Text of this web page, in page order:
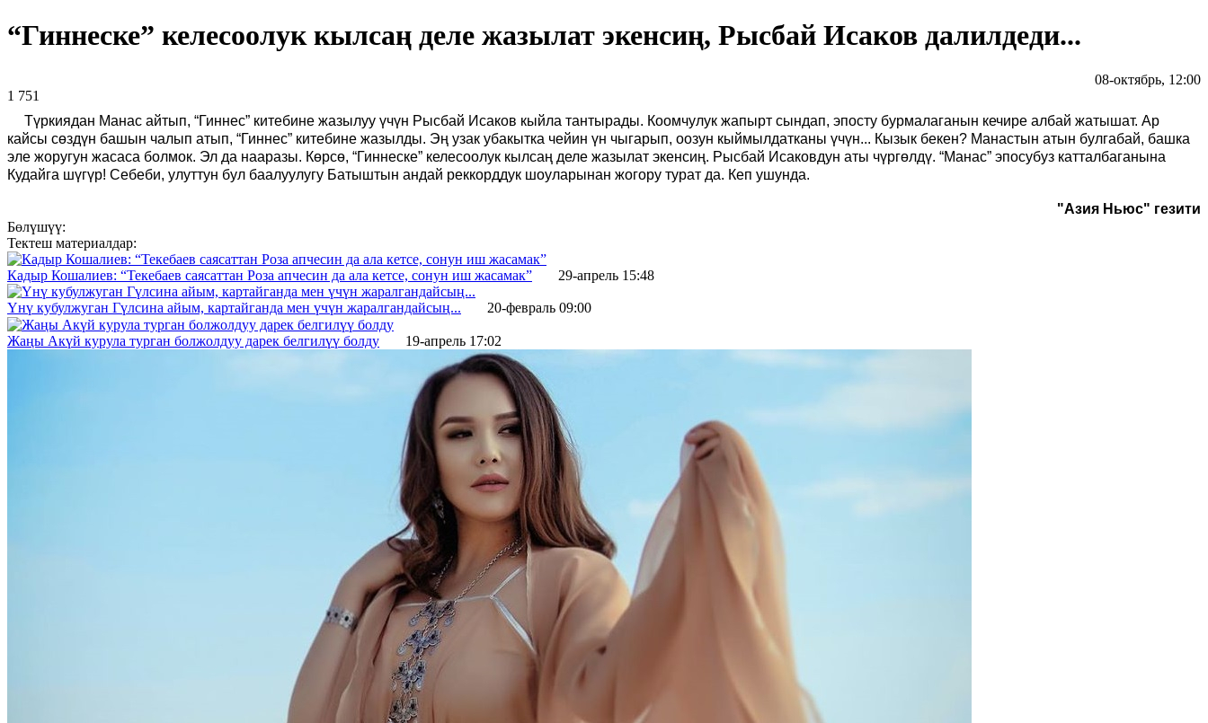
“Гиннеске” келесоолук кылсаң деле жазылат экенсиң, Рысбай Исаков далилдеди...
08-октябрь, 12:00
1 751 ᠌ ᠌ ᠌ ᠌᠌ ᠌ ᠌᠌
Түркиядан Манас айтып, “Гиннес” китебине жазылуу үчүн Рысбай Исаков кыйла тантырады. Коомчулук жапырт сындап, эпосту бурмалаганын кечире албай жатышат. Ар
кайсы сөздүн башын чалып атып, “Гиннес” китебине жазылды. Эң узак убакытка чейин үн чыгарып, оозун кыймылдатканы үчүн... Кызык бекен? Манастын атын булгабай, башка
эле жоругун жасаса болмок. Эл да нааразы. Көрсө, “Гиннеске” келесоолук кылсаң деле жазылат экенсиң. Рысбай Исаковдун аты чүргөлдү. “Манас” эпосубуз катталбаганына
Кудайга шүгүр! Себеби, улуттун бул баалуулугу Батыштын андай реккорддук шоуларынан жогору турат да. Кеп ушунда.
"Азия Ньюс" гезити
Бөлүшүү:
Тектеш материалдар:
Кадыр Кошалиев: “Текебаев саясаттан Роза апчесин да ала кетсе, сонун иш жасамак” 29-апрель 15:48
Үнү кубулжуган Гүлсина айым, картайганда мен үчүн жаралгандайсың... 20-февраль 09:00
Жаңы Акүй курула турган болжолдуу дарек белгилүү болду 19-апрель 17:02